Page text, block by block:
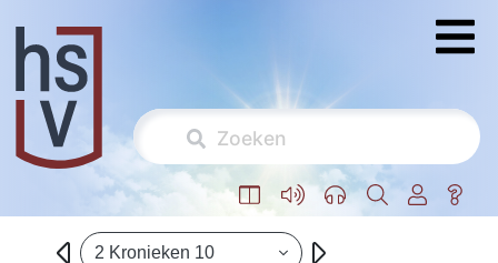
2 Kronieken 10